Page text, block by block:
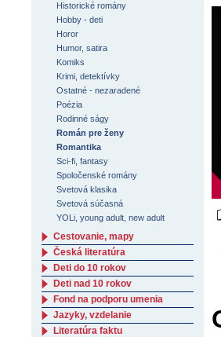
Historické romány
Hobby - deti
Horor
Humor, satira
Komiks
Krimi, detektívky
Ostatné - nezaradené
Poézia
Rodinné ságy
Román pre ženy
Romantika
Sci-fi, fantasy
Spoločenské romány
Svetová klasika
Svetová súčasná
YOLi, young adult, new adult
Cestovanie, mapy
Česká literatúra
Deti do 10 rokov
Deti nad 10 rokov
Fond na podporu umenia
Jazyky, vzdelanie
Literatúra faktu